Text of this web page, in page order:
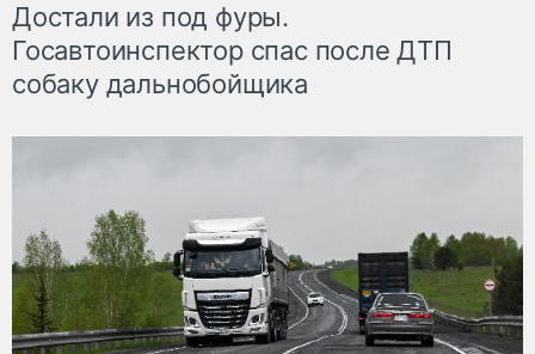
Достали из под фуры.
Госавтоинспектор спас после ДТП
собаку дальнобойщика